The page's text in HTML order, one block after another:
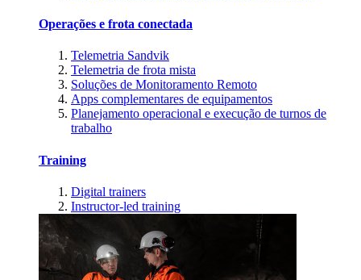
Operações e frota conectada
Telemetria Sandvik
Telemetria de frota mista
Soluções de Monitoramento Remoto
Apps complementares de equipamentos
Planejamento operacional e execução de turnos de
trabalho
Training
Digital trainers
Instructor-led training